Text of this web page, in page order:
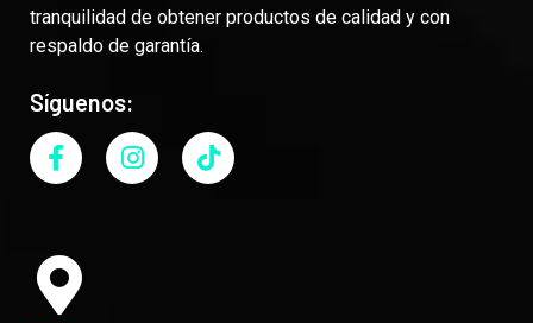
tranquilidad de obtener productos de calidad y con
respaldo de garantía.
Síguenos: